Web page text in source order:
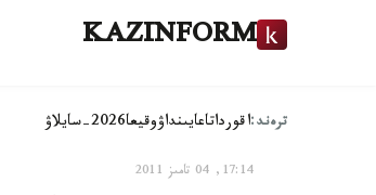
KAZINFORM
ترەند:اقورداتاعايىنداۋوقيعا2026-سايلاۋ
17:14, 04 تامىز 2011